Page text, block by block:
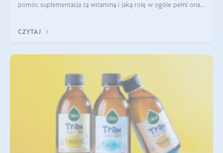
pomóc suplementacja tą witaminą i jaką rolę w ogóle pełni ona
robić?
CZYTAJ